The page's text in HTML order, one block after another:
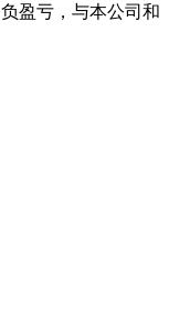
盈亏，与本公司和